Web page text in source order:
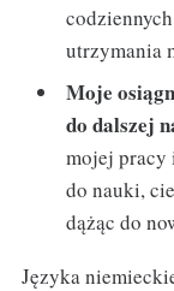
utrzymania
Moje
do dalszej
mojej pracy
do nauki,
dążąc do
Języka